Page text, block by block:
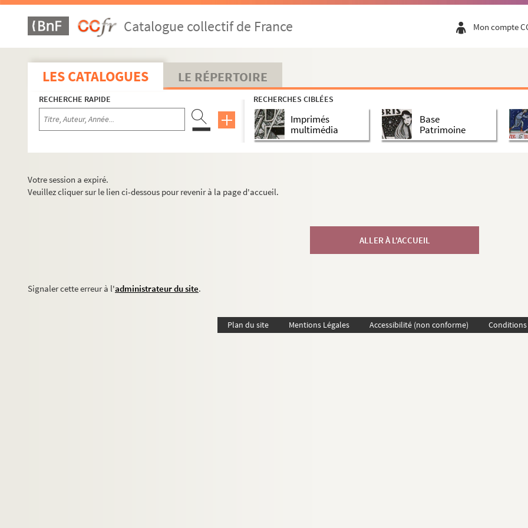
Catalogue collectif de France Mon compte
LES CATALOGUES LE RÉPERTOIRE
RECHERCHE RAPIDE RECHERCHES CIBLÉES
Imprimés
multimédia
Base
Patrimoine
Votre session a expiré.
Veuillez cliquer sur le lien ci-dessous pour revenir à la page d'accueil.
ALLER À L'ACCUEIL
Signaler cette erreur à l'administrateur du site.
Plan du site Mentions Légales Accessibilité (non conforme)